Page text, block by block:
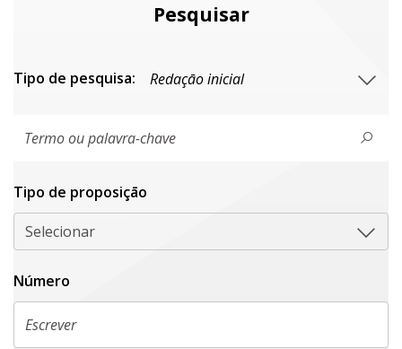
Pesquisar
Tipo de pesquisa:
Tipo de proposiçāo
Selecionar
Número